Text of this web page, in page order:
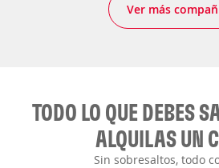
Ver más
TODO LO QUE DEBES
ALQUILAS UN
Sin sobresaltos, todo